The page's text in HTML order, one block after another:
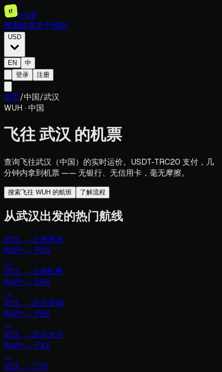
tf
tripfi
搜索机票关于帮助
USD
EN
中
登录
注册
首页/中国/武汉
WUH ·中国
飞往武汉 的机票
查询飞往武汉（中国）的实时运价。USDT-TRC20 支付，几
分钟内拿到机票 —— 无银行、无信用卡，毫无摩擦。
搜索飞往 WUH 的航班 了解流程
从武汉出发的热门航线
武汉 → 上海浦东
WUH → PVG
→
武汉 → 上海虹桥
WUH → SHA
→
武汉 → 北京首都
WUH → PEK
→
武汉 → 北京大兴
WUH → PKX
→
武汉 → 广州